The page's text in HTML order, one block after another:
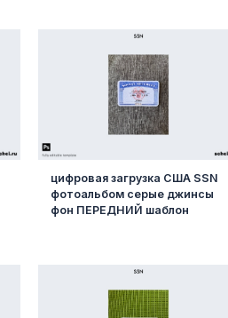
цифровая загрузка США SSN
фотоальбом серые джинсы
фон ПЕРЕДНИЙ шаблон